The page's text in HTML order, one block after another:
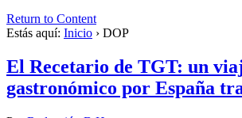
Return to Content
Estás aquí: Inicio › DOP
El Recetario de TGT: un
gastronómico por España